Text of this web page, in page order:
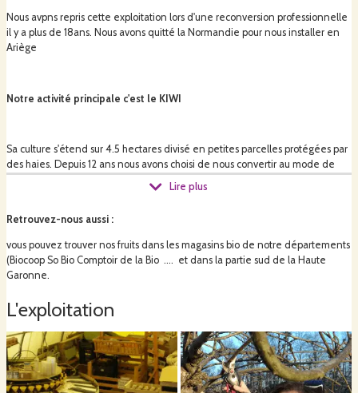
Nous avpns repris cette exploitation lors d'une reconversion professionnelle
il y a plus de 18ans. Nous avons quitté la Normandie pour nous installer en
Ariège
Notre activité principale c'est le KIWI
Sa culture s'étend sur 4.5 hectares divisé en petites parcelles protégées par
des haies. Depuis 12 ans nous avons choisi de nous convertir au mode de
viennent nous porter main forte pour la récolte.
La production est écoulée dans un rayon de 100 km autour de l'exploitation.
Lire plus
Retrouvez-nous aussi :
vous pouvez trouver nos fruits dans les magasins bio de notre départements
(Biocoop So Bio Comptoir de la Bio .... et dans la partie sud de la Haute
Garonne.
L'exploitation